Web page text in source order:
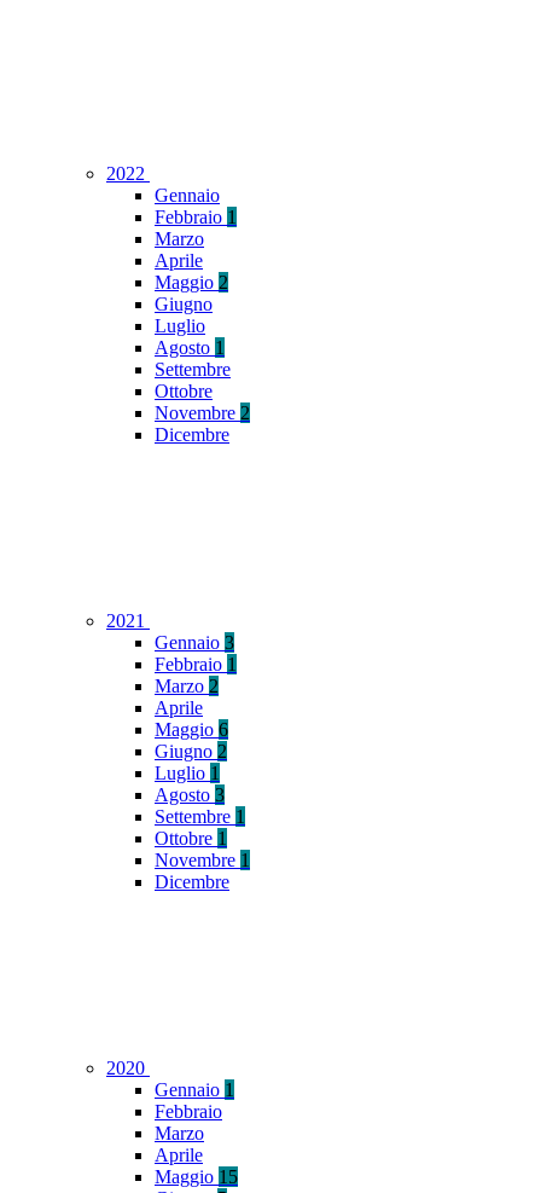
2022
Gennaio
Febbraio 1
Marzo
Aprile
Maggio 2
Giugno
Luglio
Agosto 1
Settembre
Ottobre
Novembre 2
Dicembre
2021
Gennaio 3
Febbraio 1
Marzo 2
Aprile
Maggio 6
Giugno 2
Luglio 1
Agosto 3
Settembre 1
Ottobre 1
Novembre 1
Dicembre
2020
Gennaio 1
Febbraio
Marzo
Aprile
Maggio 15